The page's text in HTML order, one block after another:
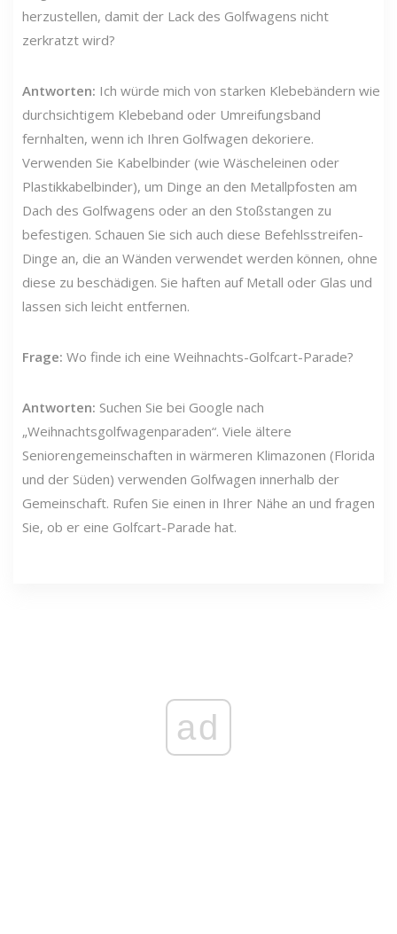
herzustellen, damit der Lack des Golfwagens nicht
zerkratzt wird?
Antworten: Ich würde mich von starken Klebebändern wie
durchsichtigem Klebeband oder Umreifungsband
fernhalten, wenn ich Ihren Golfwagen dekoriere.
Verwenden Sie Kabelbinder (wie Wäscheleinen oder
Plastikkabelbinder), um Dinge an den Metallpfosten am
Dach des Golfwagens oder an den Stoßstangen zu
befestigen. Schauen Sie sich auch diese Befehlsstreifen-
Dinge an, die an Wänden verwendet werden können, ohne
diese zu beschädigen. Sie haften auf Metall oder Glas und
lassen sich leicht entfernen.
Frage: Wo finde ich eine Weihnachts-Golfcart-Parade?
Antworten: Suchen Sie bei Google nach
„Weihnachtsgolfwagenparaden“. Viele ältere
Seniorengemeinschaften in wärmeren Klimazonen (Florida
und der Süden) verwenden Golfwagen innerhalb der
Gemeinschaft. Rufen Sie einen in Ihrer Nähe an und fragen
Sie, ob er eine Golfcart-Parade hat.
ad